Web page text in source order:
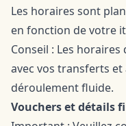
Les horaires sont
en fonction de votre
Conseil : Les
avec vos transferts
déroulement fluide.
Vouchers et détails